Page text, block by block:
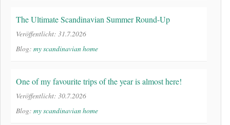
The Ultimate Scandinavian Summer Round-Up
Veröffentlicht: 31.7.2026
Blog: my scandinavian home
One of my favourite trips of the year is almost here!
Veröffentlicht: 30.7.2026
Blog: my scandinavian home